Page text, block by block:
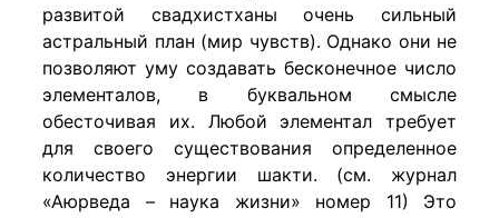
развитой свадхистханы очень сильный
астральный план (мир чувств). Однако они не
позволяют уму создавать бесконечное число
элементалов, в буквальном смысле
обесточивая их. Любой элементал требует
для своего существования определенное
количество энергии шакти. (см. журнал
«Аюрведа – наука жизни» номер 11) Это